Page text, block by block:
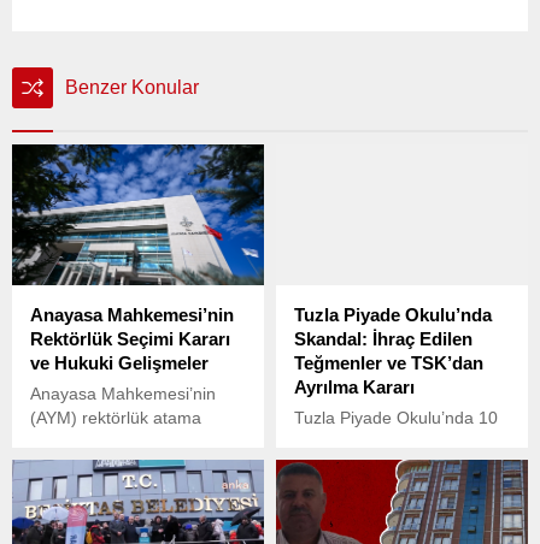
Benzer Konular
Anayasa Mahkemesi’nin
Rektörlük Seçimi Kararı
ve Hukuki Gelişmeler
Anayasa Mahkemesi’nin
(AYM) rektörlük atama
kararı, 12 ay içinde
yapılması gereken
düzenlemelerle ilgili önemli
bir dönüm noktasına işaret
Tuzla Piyade Okulu’nda
Skandal: İhraç Edilen
Teğmenler ve TSK’dan
Ayrılma Kararı
Tuzla Piyade Okulu’nda 10
anma töreninde yakasında
Atatürk fotoğrafı taşımayan
bir teğmene tepki gösteren
4 teğmen, Türk Silahlı